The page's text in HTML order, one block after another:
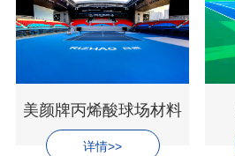
美颜牌丙烯酸球场材料
详情>>